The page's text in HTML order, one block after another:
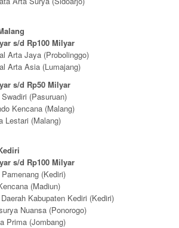
s/d Rp100 Milyar
Arta Jaya (Probolinggo)
Arta Asia (Lumajang)
s/d Rp50 Milyar
(Pasuruan)
Kencana (Malang)
Lestari (Malang)
s/d Rp100 Milyar
(Kediri)
(Madiun)
Kabupaten Kediri (Kediri)
Nuansa (Ponorogo)
Prima (Jombang)